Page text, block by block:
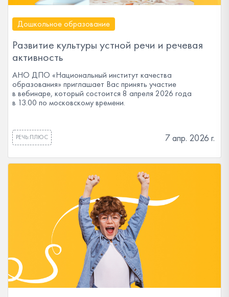
Дошкольное образование
Развитие культуры устной речи и речевая
активность
АНО ДПО «Национальный институт качества
образования» приглашает Вас принять участие
в вебинаре, который состоится 8 апреля 2026 года
в 13.00 по московскому времени.
РЕЧЬ:ПЛЮС 7 апр. 2026 г.